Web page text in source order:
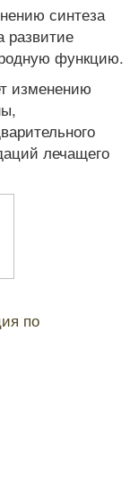
синтеза
развитие
функцию.
изменению
лечащего
по